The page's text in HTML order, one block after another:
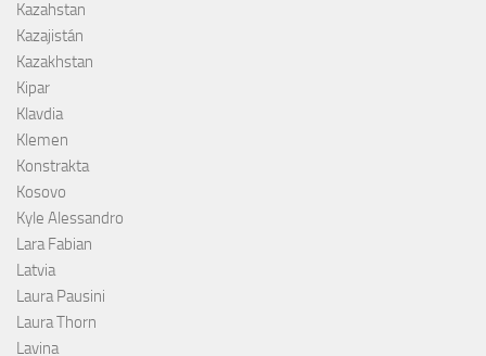
Kazahstan
Kazajistán
Kazakhstan
Kipar
Klavdia
Klemen
Konstrakta
Kosovo
Kyle Alessandro
Lara Fabian
Latvia
Laura Pausini
Laura Thorn
Lavina